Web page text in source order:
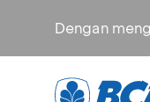
Dengan